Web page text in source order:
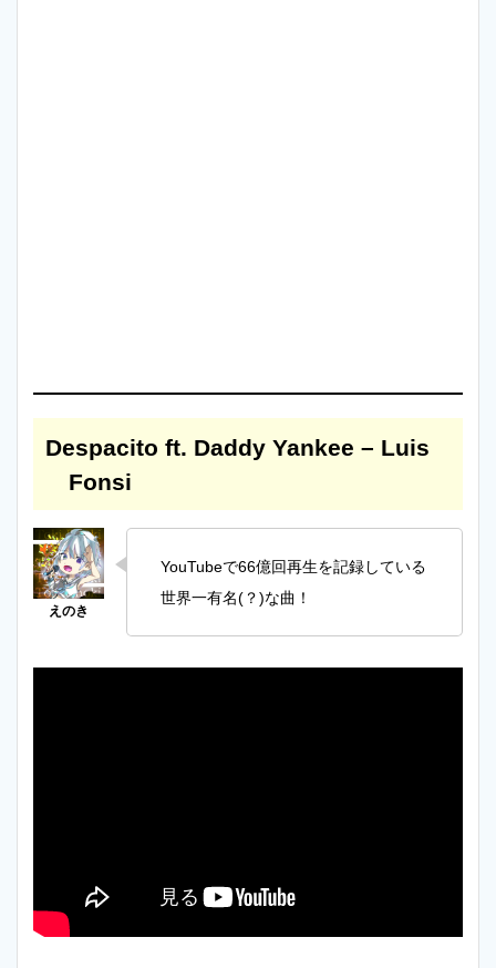
Despacito ft. Daddy Yankee – Luis
Fonsi
YouTubeで66億回再生を記録している
世界一有名(？)な曲！